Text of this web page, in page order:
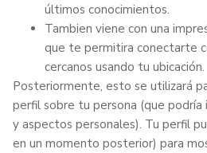
últimos conocimientos.
Tambien viene con una
que te permitira conectarte
cercanos usando tu ubicación.
Posteriormente, esto se utilizará
perfil sobre tu persona (que podría
y aspectos personales). Tu perfil
en un momento posterior) para